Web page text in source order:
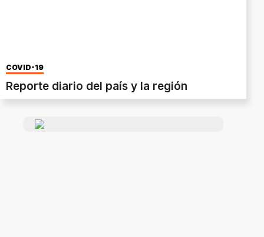
COVID-19
Reporte diario del país y la región